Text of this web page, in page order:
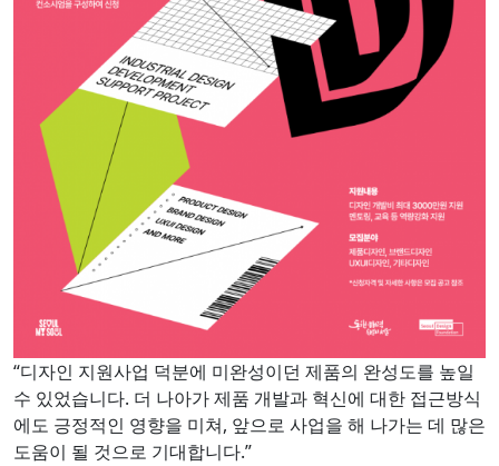
“디자인 지원사업 덕분에 미완성이던 제품의 완성도를 높일
수 있었습니다. 더 나아가 제품 개발과 혁신에 대한 접근방식
에도 긍정적인 영향을 미쳐, 앞으로 사업을 해 나가는 데 많은
도움이 될 것으로 기대합니다.”